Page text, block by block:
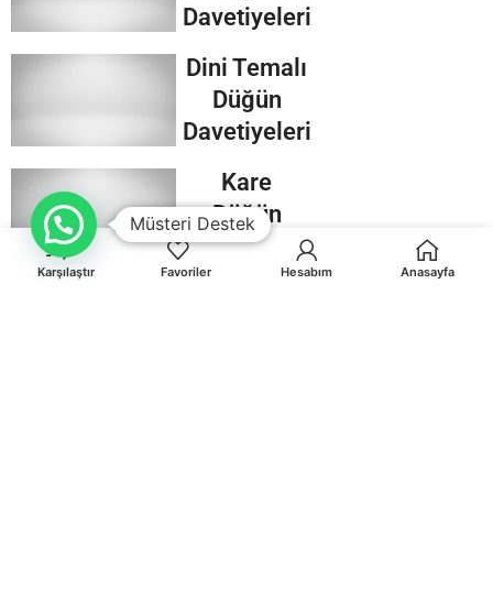
Davetiyeleri
Dini Temalı
Düğün
Davetiyeleri
Kare
Düğün
Davetiyeleri
Karşılaştır Favoriler Hesabım Anasayfa
Müsteri Destek